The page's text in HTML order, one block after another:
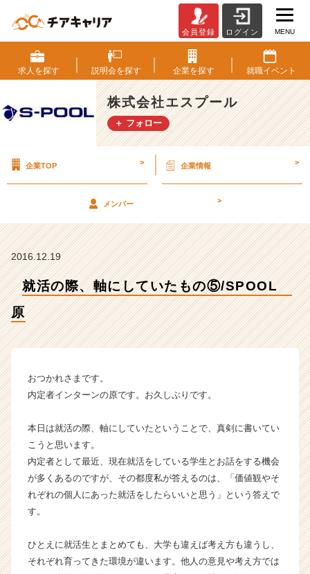
活
の
際、
軸
に
し
も
S
L
ス
ー
の
タ
イ
ン】
|
会員登録 ログイン MENU
求人を探す 説明会を探す 企業を探す 就職イベント
株式会社エスプール
＋ フォロー
企業TOP > 企業情報 >
メンバー >
2016.12.19
就活の際、軸にしていたもの⑤/SPOOL
原
おつかれさまです。
内定者インターンの原です。お久しぶりです。
本日は就活の際、軸にしていたということで、真剣に書いてい
こうと思います。
内定者として最近、現在就活をしている学生とお話をする機会
が多くあるのですが、その都度私が答えるのは、「価値観やそ
れぞれの個人にあった就活をしたらいいと思う」という答えで
す。
ひとえに就活生とまとめても、大学も違えば考え方も違うし、
それぞれ育ってきた環境が違います。他人の意見や考え方では